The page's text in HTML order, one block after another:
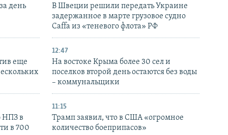
день
В Швеции решили передать Украине
задержанное в марте грузовое судно
Caffa из «теневого флота» РФ
еще
12:47
На востоке Крыма более 30 сел и
поселков второй день остаются без воды
– коммунальщики
НПЗ в
в 700
11:15
Трамп заявил, что в США «огромное
количество боеприпасов»